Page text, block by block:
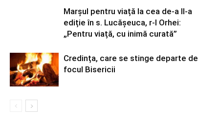
Marșul pentru viață la cea de-a II-a
ediție în s. Lucășeuca, r-l Orhei:
„Pentru viață, cu inimă curată”
Credința, care se stinge departe de
focul Bisericii